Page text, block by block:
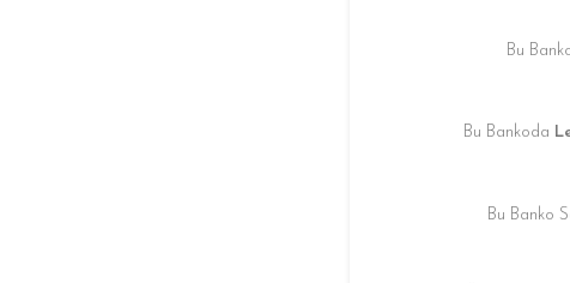
Bu
Bu Bankoda
Bu Banko